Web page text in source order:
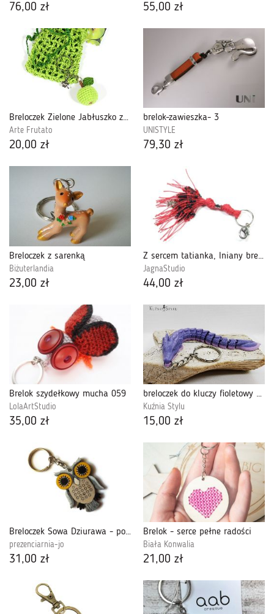
76,00 zł 55,00 zł
Breloczek Zielone Jabłuszko z torebeczką
Arte Frutato
20,00 zł
brelok-zawieszka- 3
UNISTYLE
79,30 zł
Breloczek z sarenką
Biżuterlandia
23,00 zł
Z sercem tatianka, lniany brelok
JagnaStudio
44,00 zł
Brelok szydełkowy mucha 059
LolaArtStudio
35,00 zł
breloczek do kluczy fioletowy smok
Kuźnia Stylu
15,00 zł
Breloczek Sowa Dziurawa - popielata
prezenciarnia-jo
31,00 zł
Brelok - serce pełne radości
Biała Konwalia
21,00 zł